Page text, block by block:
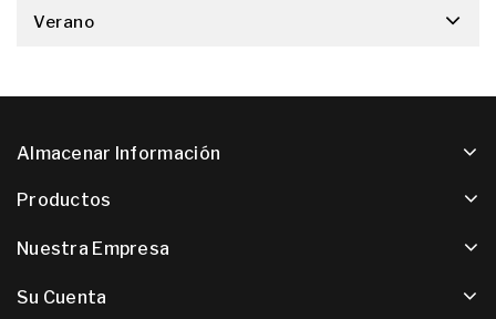
Verano
Almacenar Información
Productos
Nuestra Empresa
Su Cuenta